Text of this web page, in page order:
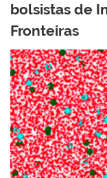
bolsistas de
Fronteiras